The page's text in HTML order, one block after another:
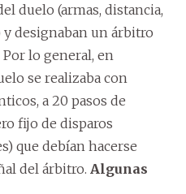
duelo (armas, distancia,
y designaban un árbitro
lo general, en
se realizaba con
a 20 pasos de
fijo de disparos
que debían hacerse
del árbitro. Algunas